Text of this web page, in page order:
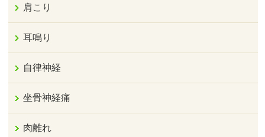
肩こり
耳鳴り
自律神経
坐骨神経痛
肉離れ